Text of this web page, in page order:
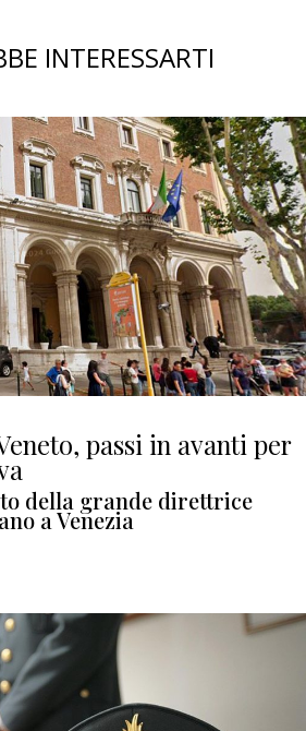
INTERESSARTI
passi in avanti per
della grande direttrice
a Venezia